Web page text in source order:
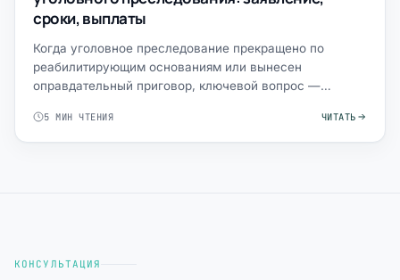
сроки, выплаты
Когда уголовное преследование прекращено по
реабилитирующим основаниям или вынесен
оправдательный приговор, ключевой вопрос —
5 МИН ЧТЕНИЯ ЧИТАТЬ
КОНСУЛЬТАЦИЯ